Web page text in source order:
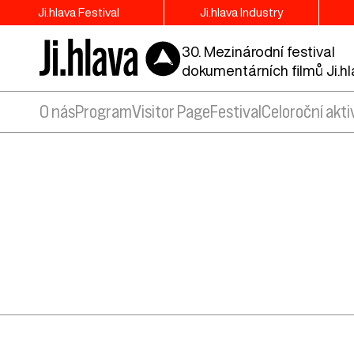
Ji.hlava Festival Ji.hlava Industry
30. Mezinárodní festival
dokumentárních filmů
O násProgramVisitor PageFestival Celoroční